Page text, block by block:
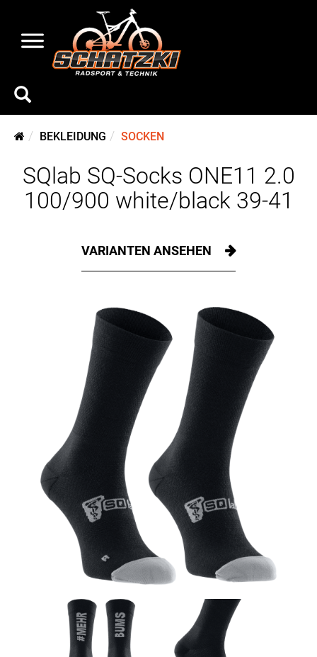
BEKLEIDUNG SOCKEN
SQlab SQ-Socks ONE11 2.0
100/900 white/black 39-41
VARIANTEN ANSEHEN